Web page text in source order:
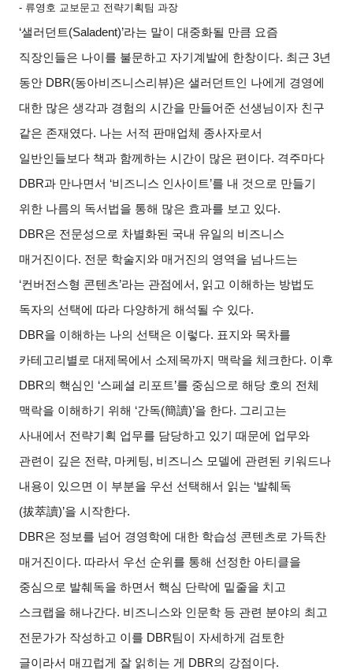
- 류영호 교보문고 전략기획팀 과장
‘샐러던트(Saladent)’라는 말이 대중화될 만큼 요즘
직장인들은 나이를 불문하고 자기계발에 한창이다. 최근 3년
동안 DBR(동아비즈니스리뷰)은 샐러던트인 나에게 경영에
대한 많은 생각과 경험의 시간을 만들어준 선생님이자 친구
같은 존재였다. 나는 서적 판매업체 종사자로서
일반인들보다 책과 함께하는 시간이 많은 편이다. 격주마다
DBR과 만나면서 ‘비즈니스 인사이트’를 내 것으로 만들기
위한 나름의 독서법을 통해 많은 효과를 보고 있다.
DBR은 전문성으로 차별화된 국내 유일의 비즈니스
매거진이다. 전문 학술지와 매거진의 영역을 넘나드는
‘컨버전스형 콘텐츠’라는 관점에서 , 읽고 이해하는 방법도
독자의 선택에 따라 다양하게 해석될 수 있다.
DBR을 이해하는 나의 선택은 이렇다. 표지와 목차를
카테고리별로 대제목에서 소제목까지 맥락을 체크한다. 이후
DBR의 핵심인 ‘스페셜 리포트’를 중심으로 해당 호의 전체
맥락을 이해하기 위해 ‘간독(簡讀)’을 한다. 그리고는
사내에서 전략기획 업무를 담당하고 있기 때문에 업무와
관련이 깊은 전략, 마케팅, 비즈니스 모델에 관련된 키워드나
내용이 있으면 이 부분을 우선 선택해서 읽는 ‘발췌독
(拔萃讀)’을 시작한다.
DBR은 정보를 넘어 경영학에 대한 학습성 콘텐츠로 가득찬
매거진이다. 따라서 우선 순위를 통해 선정한 아티클을
중심으로 발췌독을 하면서 핵심 단락에 밑줄을 치고
스크랩을 해나간다. 비즈니스와 인문학 등 관련 분야의 최고
전문가가 작성하고 이를 DBR팀이 자세하게 검토한
글이라서 매끄럽게 잘 읽히는 게
DBR의 강점이다.